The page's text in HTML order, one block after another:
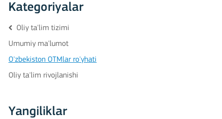
Kategoriyalar
Oliy ta'lim tizimi
Umumiy ma'lumot
O'zbekiston OTMlar ro'yhati
Oliy ta'lim rivojlanishi
Yangiliklar